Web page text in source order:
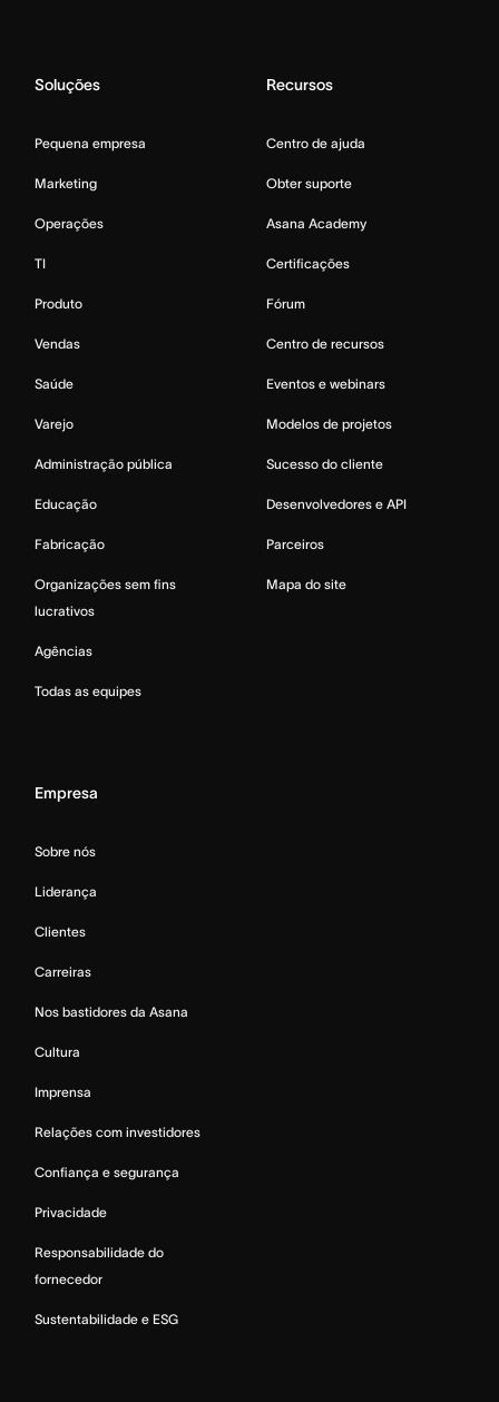
Soluções
Pequena empresa
Marketing
Operações
TI
Produto
Vendas
Saúde
Varejo
Administração pública
Educação
Fabricação
Organizações sem fins
lucrativos
Agências
Todas as equipes
Recursos
Centro de ajuda
Obter suporte
Asana Academy
Certificações
Fórum
Centro de recursos
Eventos e webinars
Modelos de projetos
Sucesso do cliente
Desenvolvedores e API
Parceiros
Mapa do site
Empresa
Sobre nós
Liderança
Clientes
Carreiras
Nos bastidores da Asana
Cultura
Imprensa
Relações com investidores
Confiança e segurança
Privacidade
Responsabilidade do
fornecedor
Sustentabilidade e ESG